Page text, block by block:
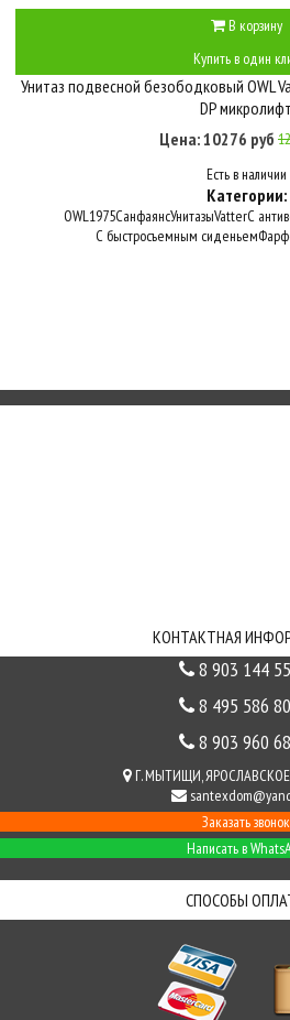
В корзину
Купить в один
Унитаз подвесной безободковый OWL
DP микролифт
Цена: 10276 руб
Есть в наличии
Категории:
OWL1975СанфаянсУнитазыVatterС
С быстросъемным сиденьем
КОНТАКТНАЯ
8 903 144
8 495 586
8 903 960
Г. МЫТИЩИ,
Заказать звонок
Написать в
СПОСОБЫ